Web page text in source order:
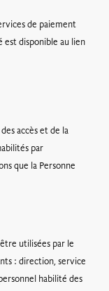
de paiement
disponible au lien
accès et de la
par
que la Personne
utilisées par le
: direction, service
habilité des